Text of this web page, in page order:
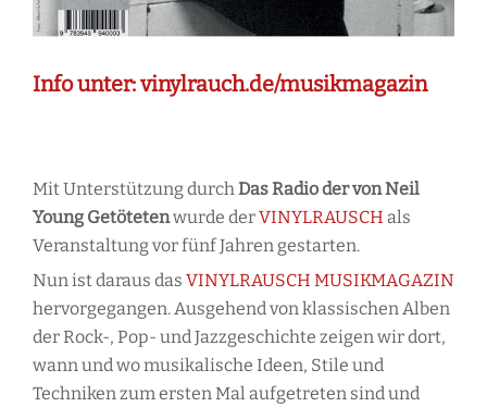
Info unter: vinylrauch.de/musikmagazin
Mit Unterstützung durch Das Radio der von Neil
Young Getötetenwurde derVINYLRAUSCH als
Veranstaltung vor fünf Jahren gestarten.
Nun ist daraus das VINYLRAUSCH MUSIKMAGAZIN
hervorgegangen. Ausgehend von klassischen Alben
der Rock-, Pop- und Jazzgeschichte zeigen wir dort,
wann und wo musikalische Ideen, Stile und
Techniken zum ersten Mal aufgetreten sind und